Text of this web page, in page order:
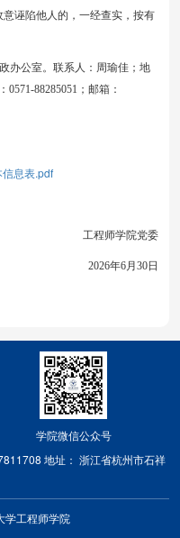
诬陷他人的，一经查实，按有
办公室。联系人： 周瑜佳 ；地
0571-88285051 ；邮箱：
息表.pdf
工程师学院党委
2026年6月 30日
学院微信公众号
地址： 浙江省杭州市石祥
学工程师学院